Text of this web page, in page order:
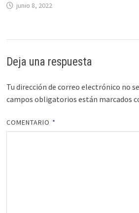
junio 8, 2022
Deja una respuesta
Tu dirección de correo electrónico no
campos obligatorios están marcados
COMENTARIO *